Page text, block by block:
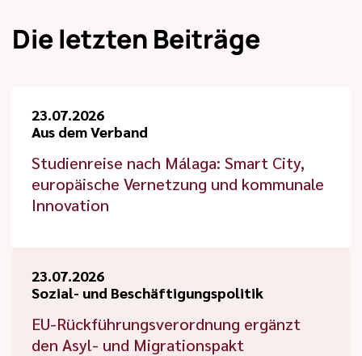
Die letzten Beiträge
23.07.2026
Aus dem Verband
Studienreise nach Málaga: Smart City,
europäische Vernetzung und kommunale
Innovation
23.07.2026
Sozial- und Beschäftigungspolitik
EU-Rückführungsverordnung ergänzt
den Asyl- und Migrationspakt